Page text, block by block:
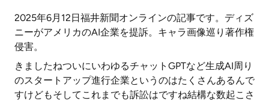
2025年6月12日福井新聞オンラインの記事です。ディズ
ニーがアメリカのAI企業を提訴。キャラ画像巡り著作権
侵害。
きましたねついにいわゆるチャットGPTなど生成AI周り
のスタートアップ進行企業というのはたくさんあるんで
すけどもそしてこれまでも訴訟はですね結構な数起こさ